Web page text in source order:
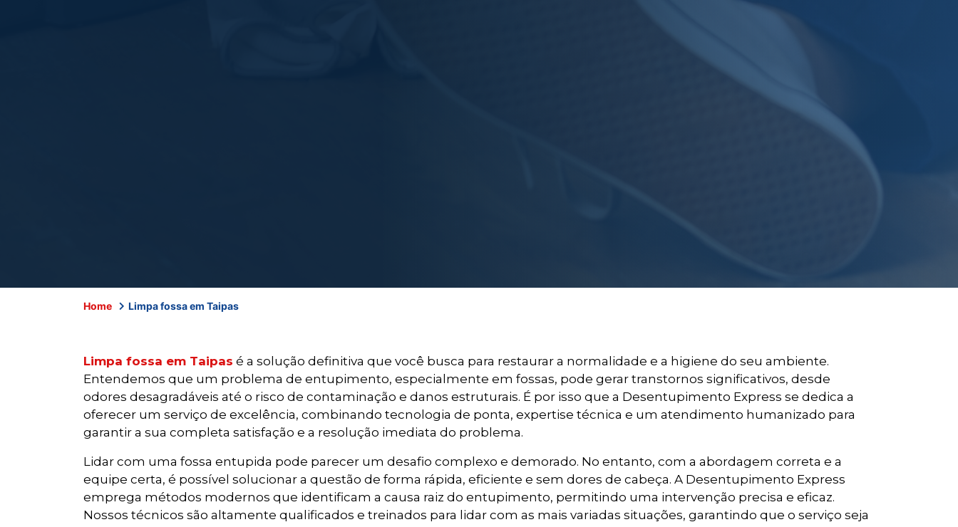
Home Limpa fossa em Taipas
Limpa fossa em Taipas é a solução definitiva que você busca para restaurar a normalidade e a higiene do seu ambiente.
Entendemos que um problema de entupimento, especialmente em fossas, pode gerar transtornos significativos, desde
odores desagradáveis até o risco de contaminação e danos estruturais. É por isso que a Desentupimento Express se dedica a
oferecer um serviço de excelência, combinando tecnologia de ponta, expertise técnica e um atendimento humanizado para
garantir a sua completa satisfação e a resolução imediata do problema.
Lidar com uma fossa entupida pode parecer um desafio complexo e demorado. No entanto, com a abordagem correta e a
equipe certa, é possível solucionar a questão de forma rápida, eficiente e sem dores de cabeça. A Desentupimento Express
emprega métodos modernos que identificam a causa raiz do entupimento, permitindo uma intervenção precisa e eficaz.
Nossos técnicos são altamente qualificados e treinados para lidar com as mais variadas situações, garantindo que o serviço seja